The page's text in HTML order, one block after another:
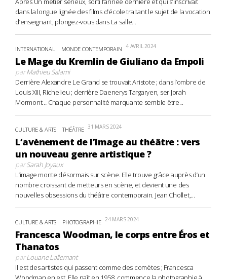
dans la longue lignée des films d’école traitant le sujet de la vocation
d’enseignant, plongez-vous dans La salle...
INTERNATIONAL MONDE CONTEMPORAIN 4 AVRIL 2024
Le Mage du Kremlin de Giuliano da Empoli
parMathieu Salami
Derrière Alexandre Le Grand se trouvait Aristote ; dans l’ombre de
Louis XIII, Richelieu ; derrière Daenerys Targaryen, ser Jorah
Mormont… Chaque personnalité marquante semble être...
CULTURE & ARTS THÉÂTRE 31 MARS 2024
L’avènement de l’image au théâtre : vers
un nouveau genre artistique ?
parSarah Joyaux
L’image monte désormais sur scène. Elle trouve grâce auprès d’un
nombre croissant de metteurs en scène, et devient une des
nouvelles obsessions du théâtre contemporain. Jean Chollet,...
CULTURE & ARTS PHOTOGRAPHIE 24 MARS 2024
Francesca Woodman, le corps entre Éros et
Thanatos
parLouane Lallemant
Il est des artistes qui passent comme des comètes ; Francesca